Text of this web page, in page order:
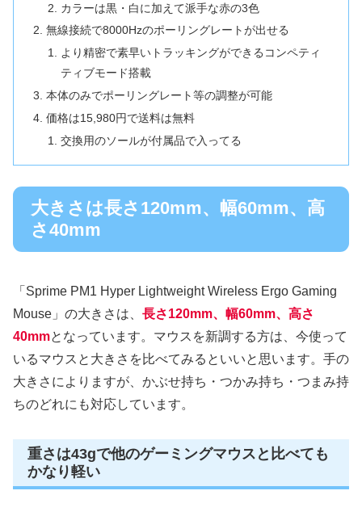
カラーは黒・白に加えて派手な赤の3色
無線接続で8000Hzのポーリングレートが出せる
より精密で素早いトラッキングができるコンペティ
ティブモード搭載
本体のみでポーリングレート等の調整が可能
価格は15,980円で送料は無料
交換用のソールが付属品で入ってる
大きさは長さ120mm、幅60mm、高
さ40mm
「Sprime PM1 Hyper Lightweight Wireless Ergo Gaming
Mouse」の大きさは、 長さ120mm、幅60mm、高さ
40mmとなっています。マウスを新調する方は、今使って
いるマウスと大きさを比べてみるといいと思います。手の
大きさによりますが、かぶせ持ち・つかみ持ち・つまみ持
ちのどれにも対応しています。
重さは43gで他のゲーミングマウスと比べても
かなり軽い